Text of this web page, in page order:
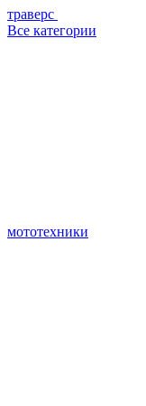
траверс
Все категории
мототехники